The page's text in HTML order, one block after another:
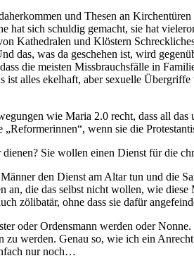
und Thesen an
hat sich schuldig gemacht, sie hat
Kathedralen und Klöstern
das, was da geschehen ist, wird
die meisten Missbrauchsfälle in
ist alles ekelhaft, aber sexuelle
wie Maria 2.0 recht, dass all
„Reformerinnen“, wenn sie die
Sie wollen einen Dienst für die
den Dienst am Altar tun und die
an, die das selbst nicht wollen, wie
zölibatär, ohne dass sie dafür
oder Ordensmann werden oder
zu werden. Genau so, wie ich ein
nur noch…